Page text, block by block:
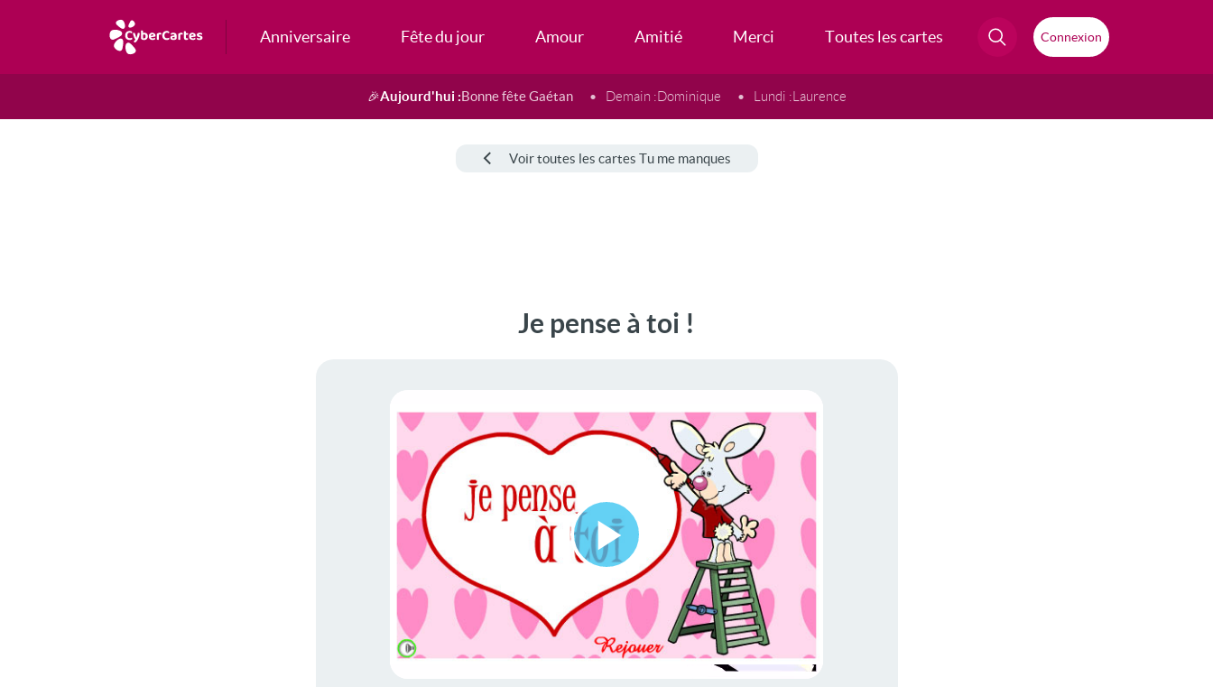
Anniversaire Fête du jour Amour Amitié Merci Toutes les cartes Connexion
🎉Aujourd'hui :Bonne fête Gaétan Demain :Dominique Lundi :Laurence
Voir toutes les cartes Tu me manques
Je pense à toi !
Lire
la